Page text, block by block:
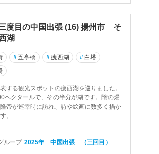
度目の中国出張 (16) 揚州市 そ
湖
#五亭橋 #痩西湖 # 白塔
する観光スポットの痩西湖を巡りました。
ヘクタールで、その半分が湖です。隋の煬
帝が巡幸時に訪れ、詩や絵画に数多く描か
。
ループ 2025年 中国出張 （三回目）